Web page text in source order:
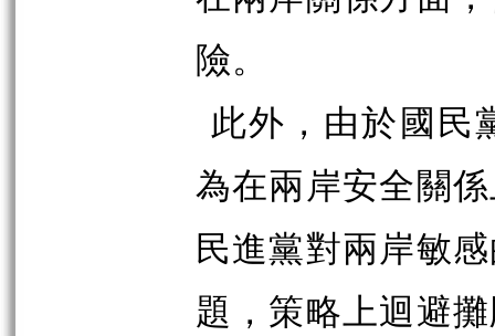
險。
此外，由於國民
為在兩岸安全關
民進黨對兩岸敏
題，策略上迴避